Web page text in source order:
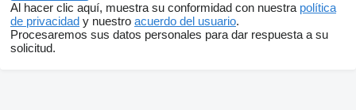
Al hacer clic aquí, muestra su conformidad con nuestra política
de privacidad y nuestro acuerdo del usuario.
Procesaremos sus datos personales para dar respuesta a su
solicitud.